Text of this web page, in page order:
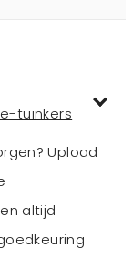
tuinkers
Upload
altijd